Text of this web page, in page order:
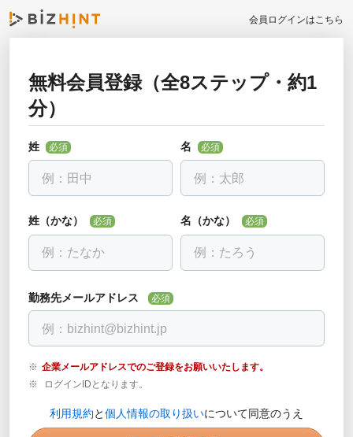
会員ログインはこちら
無料会員登録（全8ステップ・約1
分）
姓 必須 名 必須
姓（かな） 必須 名（かな） 必須
勤務先メールアドレス 必須
企業メールアドレスでのご登録をお願いいたします。
ログインIDとなります。
利用規約と個人情報の取り扱いについて同意のうえ
お勤め先について教えて下さい
全ての項目を入力して下さい
勤務先名
必須
会社名を入力し、下に出る候補を選んでください。見つからない場合
部署・役職正式名称 必須
的の電話ではありません。
戻る